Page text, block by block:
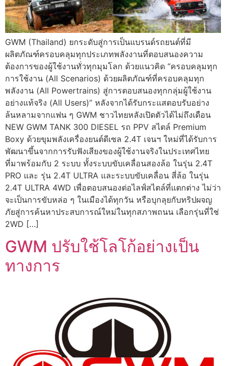
GWM (Thailand) ยกระดับสู่การเป็นแบรนด์รถยนต์ที่มี
ผลิตภัณฑ์ครอบคลุมทุกประเภทพลังงานที่ตอบสนองความ
ต้องการของผู้ใช้งานทั่วทุกมุมโลก ด้วยแนวคิด “ครอบคลุมทุก
การใช้งาน (All Scenarios) ด้วยผลิตภัณฑ์ที่ครอบคลุมทุก
พลังงาน (All Powertrains) สู่การตอบสนองทุกกลุ่มผู้ใช้งาน
อย่างแท้จริง (All Users)” หลังจากได้รับกระแสตอบรับอย่าง
ล้นหลามจากแฟน ๆ GWM ชาวไทยหลังเปิดตัวได้ไม่ถึงเดือน
NEW GWM TANK 300 DIESEL รถ PPV สไตล์ Premium
Boxy ด้วยขุมพลังเครื่องยนต์ดีเซล 2.4T เจนฯ ใหม่ที่ได้รับการ
พัฒนาขึ้นจากการรับฟังเสียงของผู้ใช้งานจริงในประเทศไทย
ที่มาพร้อมกับ 2 ระบบ ทั้งระบบขับเคลื่อนสองล้อ ในรุ่น 2.4T
PRO และ รุ่น 2.4T ULTRA และระบบขับเคลื่อน สี่ล้อ ในรุ่น
2.4T ULTRA 4WD เพื่อตอบสนองต่อไลฟ์สไตล์ที่แตกต่าง ไม่ว่า
จะเป็นการขับหล่อ ๆ ในเมืองได้ทุกวัน หรือบุกลุยกับทริปผจญ
ภัยสู่การค้นหาประสบการณ์ใหม่ในทุกสภาพถนน เลือกรุ่นที่ใช่
2WD […]
GWM ปรับใช้โลโก้อย่างเป็น
ทางการ